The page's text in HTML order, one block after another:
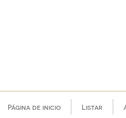
Página de inicio Listar